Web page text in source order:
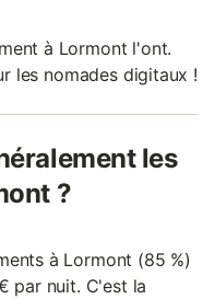
à Lormont l'ont.
les nomades digitaux !
les
?
à Lormont (85 %)
par nuit. C'est la